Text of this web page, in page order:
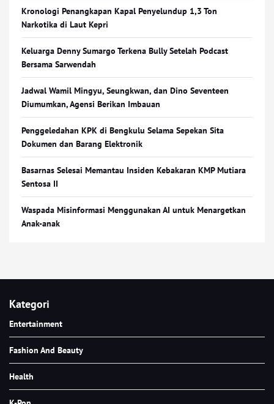
Kronologi Penangkapan Kapal Penyelundup 1,3 Ton
Narkotika di Laut Kepri
Keluarga Denny Sumargo Terkena Bully Setelah Podcast
Bersama Sarwendah
Jadwal Wamil Mingyu, Seungkwan, dan Dino Seventeen
Diumumkan, Agensi Berikan Imbauan
Penggeledahan KPK di Bengkulu Selama Sepekan Sita
Dokumen dan Barang Elektronik
Basarnas Selesai Memantau Insiden Kebakaran KMP Mutiara
Sentosa II
Waspada Misinformasi Menggunakan AI untuk Menargetkan
Anak-anak
Kategori
Entertainment
Fashion And Beauty
Health